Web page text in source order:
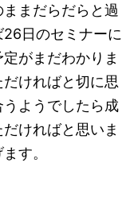
まだらだらと過
日のセミナーに
がまだわかりま
ければと切に思
ようでしたら成
ければと思いま
す。